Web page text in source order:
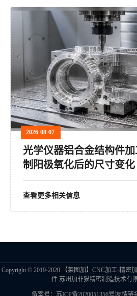
2026-08-07
光学仪器铝合金结构件
制阳极氧化后的尺寸变化
查看更多相关信息
Copyright © 2019-2020 【莱图加】CNC加工-精密
件 苏州加非猫精密制造技术有
备案号：苏ICP备2020051356号 友情链